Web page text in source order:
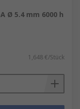
Ø 5.4 mm 6000 h
1,648 €/Stück